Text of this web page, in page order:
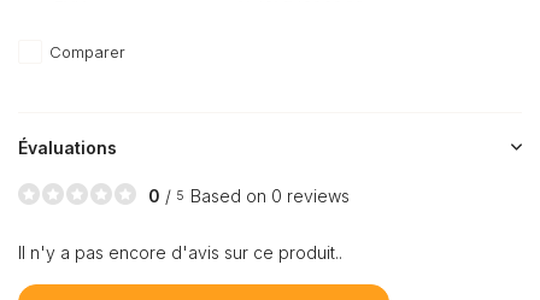
Comparer
Évaluations
0 / 5 Based on 0 reviews
Il n'y a pas encore d'avis sur ce produit..